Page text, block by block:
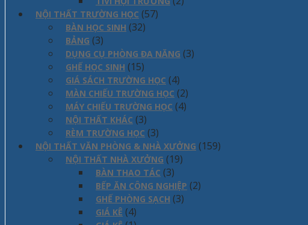
NỘI THẤT TRƯỜNG HỌC (57)
BÀN HỌC SINH (32)
BẢNG (3)
DỤNG CỤ PHÒNG ĐA NĂNG (3)
GHẾ HỌC SINH (15)
GIÁ SÁCH TRƯỜNG HỌC (4)
MÀN CHIẾU TRƯỜNG HỌC (2)
MÁY CHIẾU TRƯỜNG HỌC (4)
NỘI THẤT KHÁC (3)
RÈM TRƯỜNG HỌC (3)
NỘI THẤT VĂN PHÒNG & NHÀ XƯỞNG (159)
NỘI THẤT NHÀ XƯỞNG (19)
BÀN THAO TÁC (3)
BẾP ĂN CÔNG NGHIỆP (2)
GHẾ PHÒNG SẠCH (3)
GIÁ KÊ (4)